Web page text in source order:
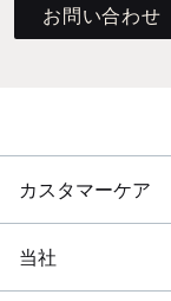
お問い合わせ
カスタマーケア
当社